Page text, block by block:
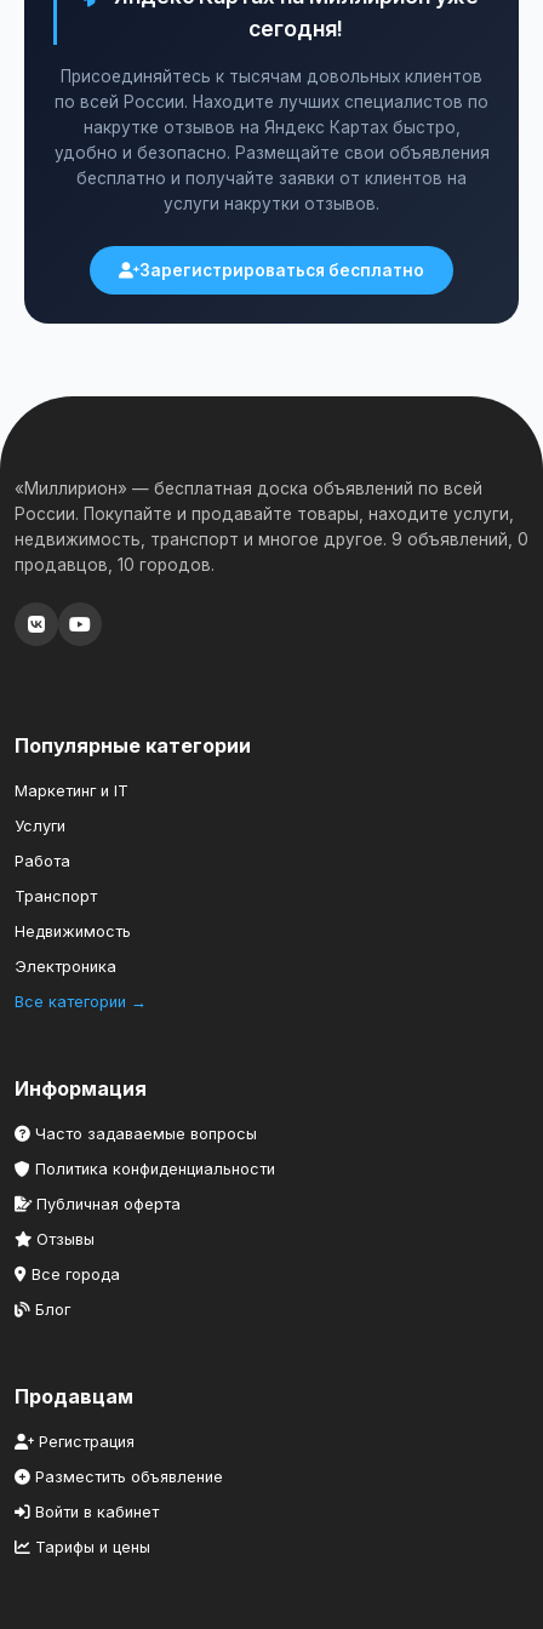
сегодня!
Присоединяйтесь к тысячам довольных клиентов
по всей России. Находите лучших специалистов по
накрутке отзывов на Яндекс Картах быстро,
удобно и безопасно. Размещайте свои объявления
бесплатно и получайте заявки от клиентов на
услуги накрутки отзывов.
Зарегистрироваться бесплатно
«Миллирион» — бесплатная доска объявлений по всей
России. Покупайте и продавайте товары, находите услуги,
недвижимость, транспорт и многое другое. 9 объявлений, 0
продавцов, 10 городов.
Популярные категории
Маркетинг и IT
Услуги
Работа
Транспорт
Недвижимость
Электроника
Все категории →
Информация
Часто задаваемые вопросы
Политика конфиденциальности
Публичная оферта
Отзывы
Все города
Блог
Продавцам
Регистрация
Разместить объявление
Войти в кабинет
Тарифы и цены